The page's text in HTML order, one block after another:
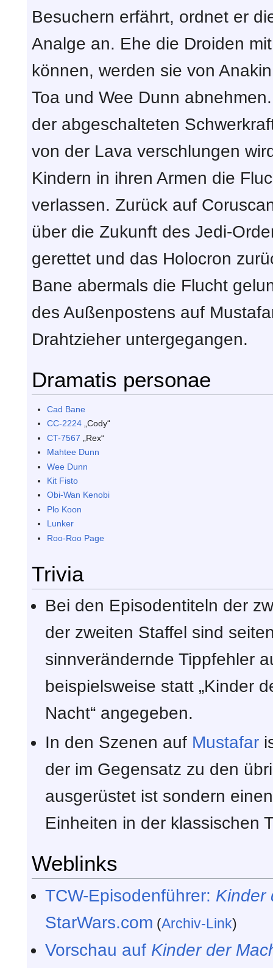
Besuchern erfährt, ordnet er
Analge an. Ehe die Droiden
können, werden sie von
Toa und Wee Dunn
der abgeschalteten
von der Lava verschlungen
Kindern in ihren Armen die
verlassen. Zurück auf
über die Zukunft des Jedi-
gerettet und das Holocron
Bane abermals die Flucht
des Außenpostens auf
Drahtzieher untergegangen.
Dramatis personae
Cad Bane
CC-2224 „Cody“
CT-7567 „Rex“
Mahtee Dunn
Wee Dunn
Kit Fisto
Obi-Wan Kenobi
Plo Koon
Lunker
Roo-Roo Page
Trivia
Bei den Episodentiteln der
der zweiten Staffel sind
sinnverändernde Tippfehler
beispielsweise statt „Kinder
Nacht“ angegeben.
In den Szenen auf Mustafar
der im Gegensatz zu den
ausgerüstet ist sondern
Einheiten in der klassischen
Weblinks
TCW-Episodenführer: Kinder
StarWars.com (Archiv-Link)
Vorschau auf Kinder der